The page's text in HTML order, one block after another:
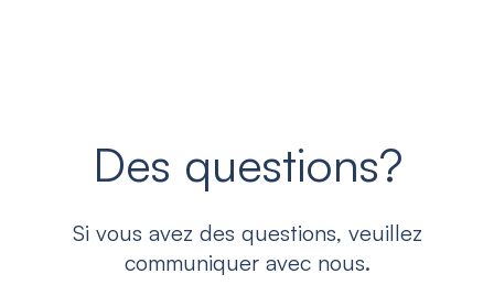
Des questions?
Si vous avez des questions, veuillez
communiquer avec nous.